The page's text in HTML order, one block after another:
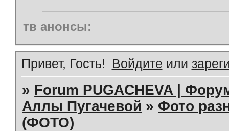
тв анонсы:
Привет, Гость! Войдите или
» Forum PUGACHEVA |
Аллы Пугачевой » Фото
(ФОТО)